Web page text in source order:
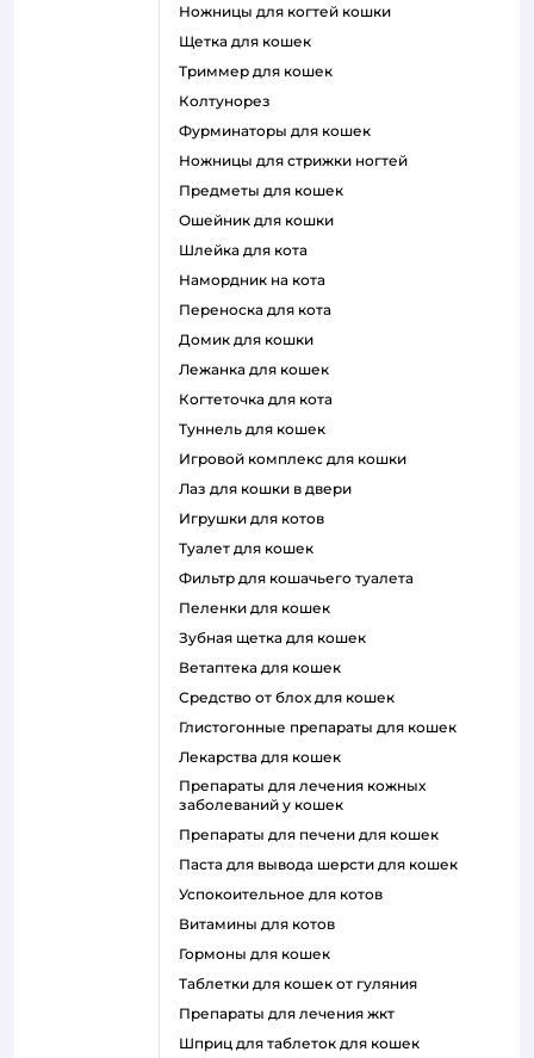
ножницы для когтей кошки
щетка для кошек
триммер для кошек
колтунорез
фурминаторы для кошек
ножницы для стрижки ногтей
предметы для кошек
ошейник для кошки
шлейка для кота
намордник на кота
переноска для кота
домик для кошки
лежанка для кошек
когтеточка для кота
туннель для кошек
игровой комплекс для кошки
лаз для кошки в двери
игрушки для котов
туалет для кошек
фильтр для кошачьего туалета
пеленки для кошек
зубная щетка для кошек
ветаптека для кошек
средство от блох для кошек
глистогонные препараты для кошек
лекарства для кошек
препараты для лечения кожных
заболеваний у кошек
препараты для печени для кошек
паста для вывода шерсти для кошек
успокоительное для котов
витамины для котов
гормоны для кошек
таблетки для кошек от гуляния
препараты для лечения жкт
шприц для таблеток для кошек